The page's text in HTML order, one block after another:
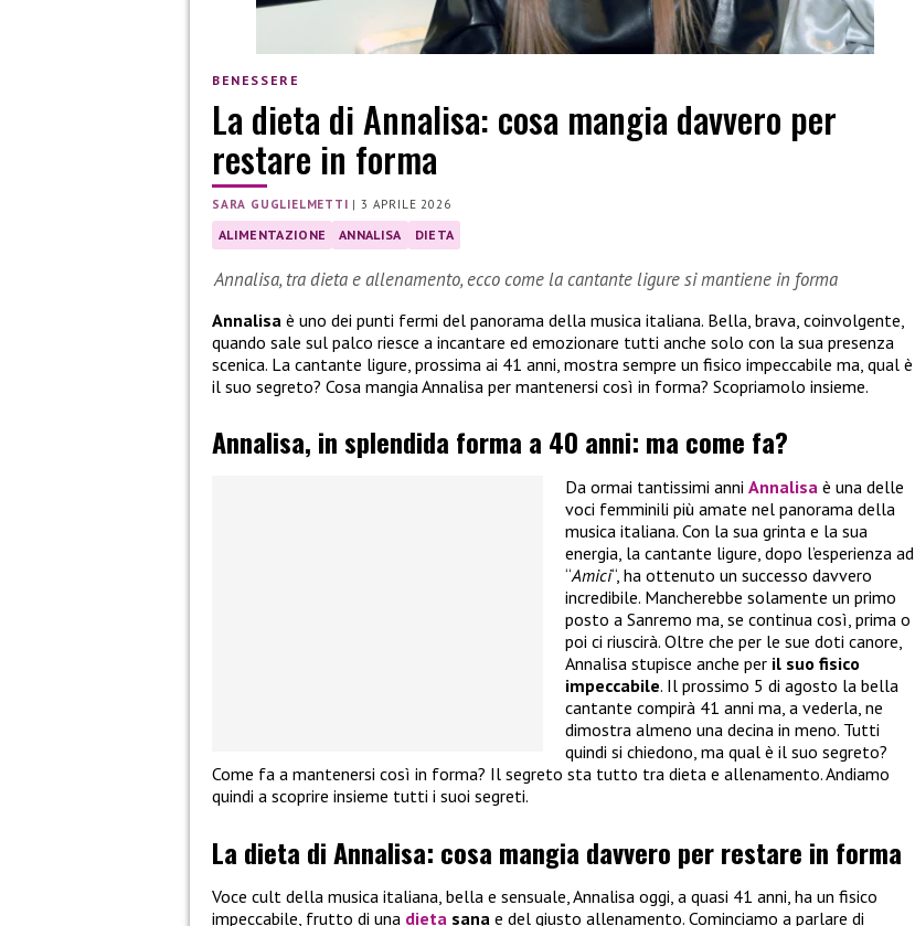
BENESSERE
La dieta di Annalisa: cosa mangia davvero per
restare in forma
SARA GUGLIELMETTI |3 APRILE 2026
ALIMENTAZIONE ANNALISA DIETA
Annalisa, tra dieta e allenamento, ecco come la cantante ligure si mantiene in forma
Annalisa è uno dei punti fermi del panorama della musica italiana. Bella, brava, coinvolgente,
quando sale sul palco riesce a incantare ed emozionare tutti anche solo con la sua presenza
scenica. La cantante ligure, prossima ai 41 anni, mostra sempre un fisico impeccabile ma, qual è
il suo segreto? Cosa mangia Annalisa per mantenersi così in forma? Scopriamolo insieme.
Annalisa, in splendida forma a 40 anni: ma come fa?
Da ormai tantissimi anni Annalisa è una delle
voci femminili più amate nel panorama della
musica italiana. Con la sua grinta e la sua
energia, la cantante ligure, dopo l’esperienza ad
“Amici“, ha ottenuto un successo davvero
incredibile. Mancherebbe solamente un primo
posto a Sanremo ma, se continua così, prima o
poi ci riuscirà. Oltre che per le sue doti canore,
Annalisa stupisce anche per il suo fisico
impeccabile. Il prossimo 5 di agosto la bella
cantante compirà 41 anni ma, a vederla, ne
dimostra almeno una decina in meno. Tutti
quindi si chiedono, ma qual è il suo segreto?
Come fa a mantenersi così in forma? Il segreto sta tutto tra dieta e allenamento. Andiamo
quindi a scoprire insieme tutti i suoi segreti.
La dieta di Annalisa: cosa mangia davvero per restare in forma
Voce cult della musica italiana, bella e sensuale, Annalisa oggi, a quasi 41 anni, ha un fisico
impeccabile, frutto di una dieta sana e del giusto allenamento. Cominciamo a parlare di